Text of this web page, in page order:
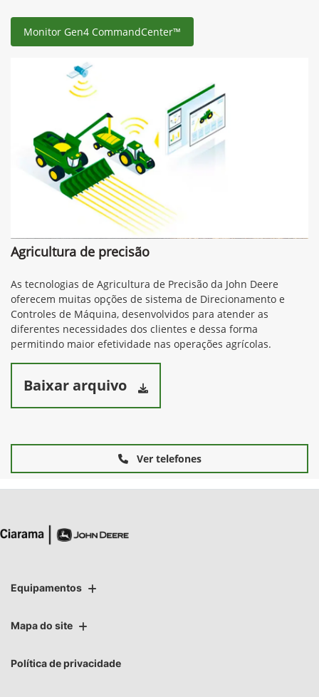
Monitor Gen4 CommandCenter™
Agricultura de precisão
As tecnologias de Agricultura de Precisão da John Deere
oferecem muitas opções de sistema de Direcionamento e
Controles de Máquina, desenvolvidos para atender as
diferentes necessidades dos clientes e dessa forma
permitindo maior efetividade nas operações agrícolas.
Baixar arquivo
Ver telefones
Equipamentos
Mapa do site
Política de privacidade